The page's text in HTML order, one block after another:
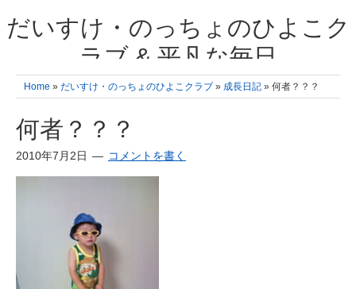
だいすけ・のっちょのひよこク
ラブ & 平凡な毎日
我が家の3人のひよこ成長日記と雑記 何十年後かに、大きくなったひよ
こ達とこの成長記を読み返すことを夢見て。& 3児ママの平凡日記 日々
Home » だいすけ・のっちょのひよこクラブ » 成長日記 » 何者？？？
何者？？？
2010年7月2日 コメントを書く